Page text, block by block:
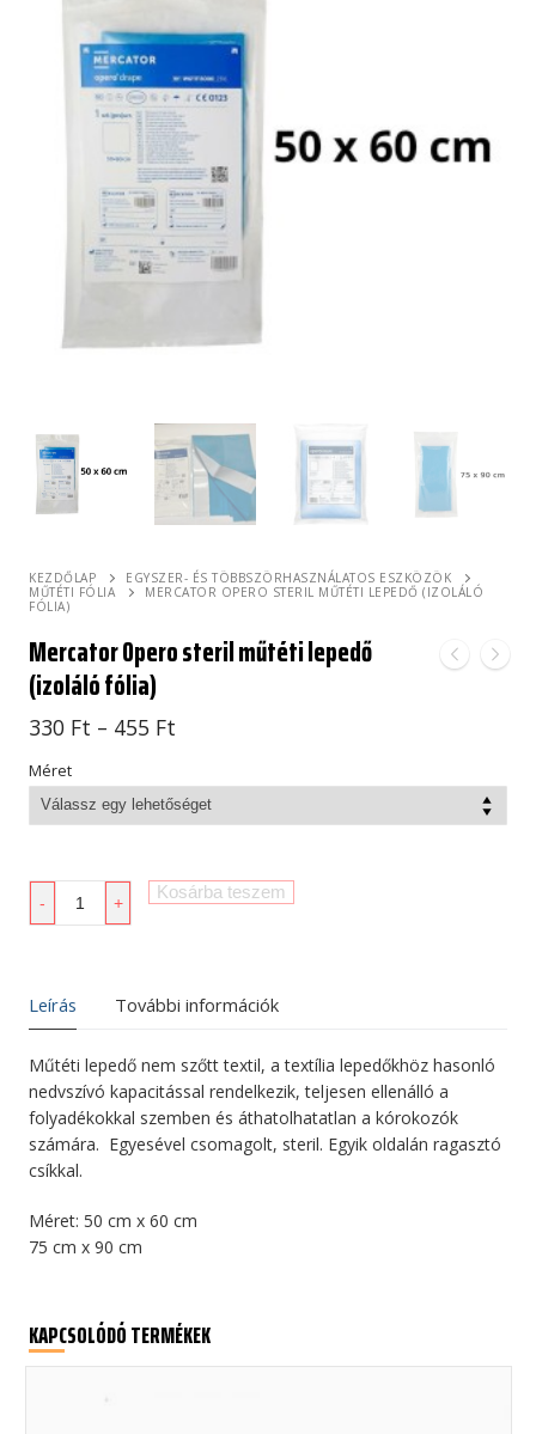
KEZDŐLAP
EGYSZER- ÉS TÖBBSZÖRHASZNÁLATOS ESZKÖZÖK
MŰTÉTI FÓLIA
MERCATOR OPERO STERIL MŰTÉTI LEPEDŐ (IZOLÁLÓ
FÓLIA)
Mercator Opero steril műtéti lepedő
(izoláló fólia)
330 Ft – 455 Ft
455 Ft
Méret
lepedő
mennyiség
- +
Kosárba teszem
Leírás További információk
Műtéti lepedő nem szőtt textil, a textília lepedőkhöz hasonló
nedvszívó kapacitással rendelkezik, teljesen ellenálló a
folyadékokkal szemben és áthatolhatatlan a kórokozók
számára. Egyesével csomagolt, steril. Egyik oldalán ragasztó
csíkkal.
Méret: 50 cm x 60 cm
75 cm x 90 cm
KAPCSOLÓDÓ TERMÉKEK